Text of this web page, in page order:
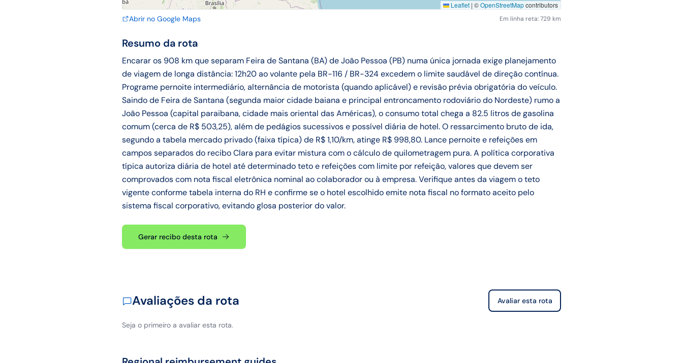
Leaflet | ©OpenStreetMapcontributors
Abrir no Google Maps Em linha reta: 729 km
Resumo da rota
Encarar os 908 km que separam Feira de Santana (BA) de João Pessoa (PB) numa única jornada exige planejamento
de viagem de longa distância: 12h20 ao volante pela BR-116 / BR-324 excedem o limite saudável de direção contínua.
Programe pernoite intermediário, alternância de motorista (quando aplicável) e revisão prévia obrigatória do veículo.
Saindo de Feira de Santana (segunda maior cidade baiana e principal entroncamento rodoviário do Nordeste) rumo a
João Pessoa (capital paraibana, cidade mais oriental das Américas), o consumo total chega a 82.5 litros de gasolina
comum (cerca de R$ 503,25), além de pedágios sucessivos e possível diária de hotel. O ressarcimento bruto de ida,
segundo a tabela mercado privado (faixa típica) de R$ 1,10/km, atinge R$ 998,80. Lance pernoite e refeições em
campos separados do recibo Clara para evitar mistura com o cálculo de quilometragem pura. A política corporativa
típica autoriza diária de hotel até determinado teto e refeições com limite por refeição, valores que devem ser
comprovados com nota fiscal eletrônica nominal ao colaborador ou à empresa. Verifique antes da viagem o teto
vigente conforme tabela interna do RH e confirme se o hotel escolhido emite nota fiscal no formato aceito pelo
sistema fiscal corporativo, evitando glosa posterior do valor.
Gerar recibo desta rota
Avaliações da rota Avaliar esta rota
Seja o primeiro a avaliar esta rota.